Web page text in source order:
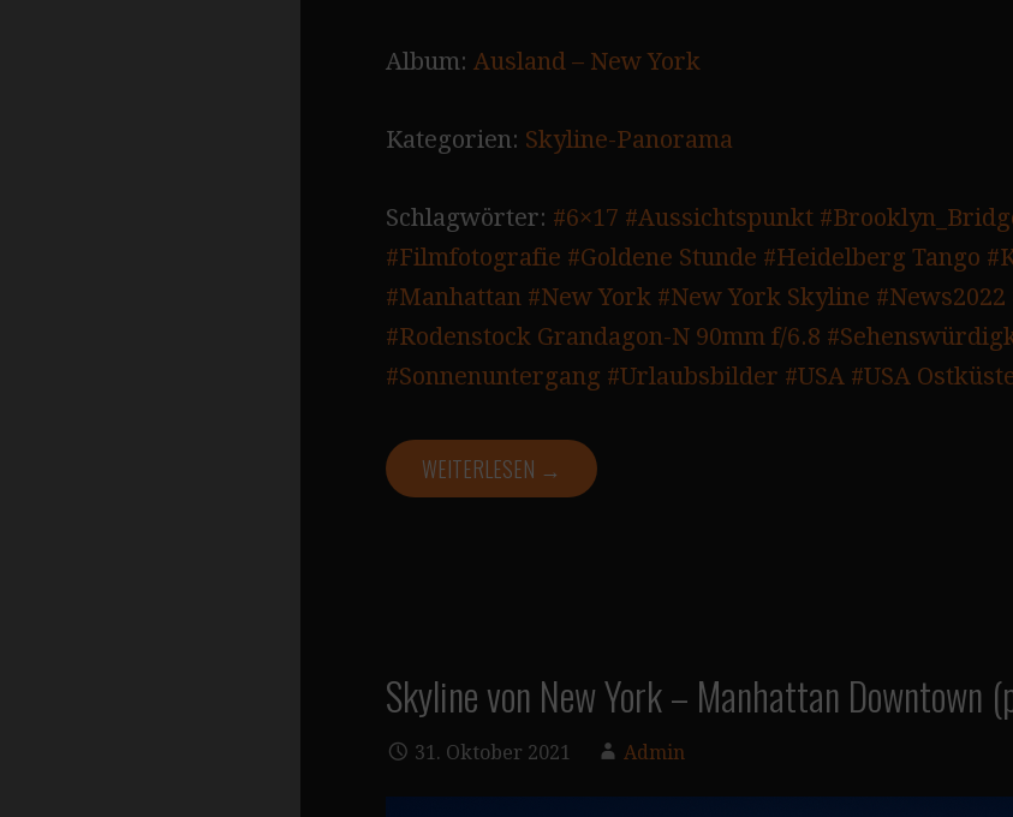
Album: Ausland – New York
Kategorien: Skyline-Panorama
Schlagwörter: #6×17 #Aussichtspunkt
#Filmfotografie #Goldene Stunde #Heidelberg Tango
#Manhattan #New York #New York Skyline #News2022
#Rodenstock Grandagon-N 90mm f/6.8
#Sonnenuntergang #Urlaubsbilder #USA #USA
WEITERLESEN →
Skyline von New York – Manhattan Downtown
31. Oktober 2021 Admin